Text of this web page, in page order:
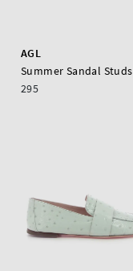
AGL
Summer Sandal Studs
295